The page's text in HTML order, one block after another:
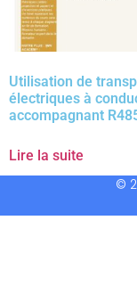
Utilisation de
électriques à
accompagnant
Lire la suite
©